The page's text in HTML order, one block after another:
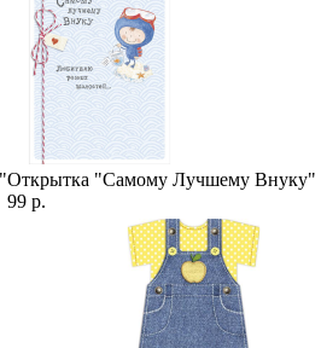
Открытка "Самому Лучшему Внуку"
99 р.